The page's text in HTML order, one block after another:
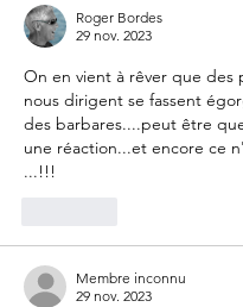
Roger Bordes
29 nov. 2023
On en vient à rêver que des
nous dirigent se fassent
des barbares....peut être
une réaction...et encore ce
...!!!
Membre inconnu
29 nov. 2023